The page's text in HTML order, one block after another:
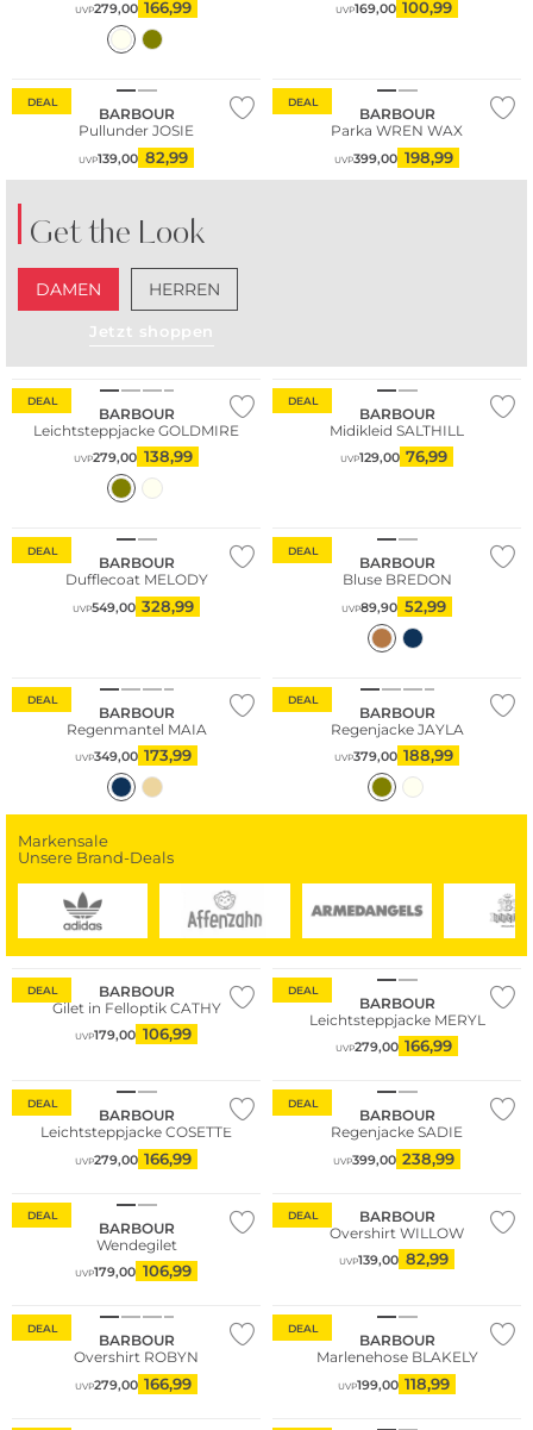
UVP279,00 166,99 UVP169,00 100,99
DEAL
BARBOUR
Pullunder JOSIE
UVP139,00 82,99
DEAL
BARBOUR
Parka WREN WAX
UVP399,00 198,99
Get the Look
DAMEN HERREN
Jetzt shoppen
DEAL
BARBOUR
Leichtsteppjacke GOLDMIRE
UVP279,00 138,99
DEAL
BARBOUR
Midikleid SALTHILL
UVP129,00 76,99
DEAL
BARBOUR
Dufflecoat MELODY
UVP549,00 328,99
DEAL
BARBOUR
Bluse BREDON
UVP89,90 52,99
DEAL
BARBOUR
Regenmantel MAIA
UVP349,00 173,99
DEAL
BARBOUR
Regenjacke JAYLA
UVP379,00 188,99
Markensale
Unsere Brand-Deals
DEAL
BARBOUR
Gilet in Felloptik CATHY
UVP179,00 106,99
DEAL
BARBOUR
Leichtsteppjacke MERYL
UVP279,00 166,99
DEAL
BARBOUR
Leichtsteppjacke COSETTE
UVP279,00 166,99
DEAL
BARBOUR
Regenjacke SADIE
UVP399,00 238,99
DEAL
BARBOUR
Wendegilet
UVP179,00 106,99
DEAL
BARBOUR
Overshirt WILLOW
UVP139,00 82,99
DEAL
BARBOUR
Overshirt ROBYN
UVP279,00 166,99
DEAL
BARBOUR
Marlenehose BLAKELY
UVP199,00 118,99